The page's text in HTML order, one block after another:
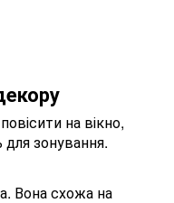
на вікно,
зонування.
Вона схожа на